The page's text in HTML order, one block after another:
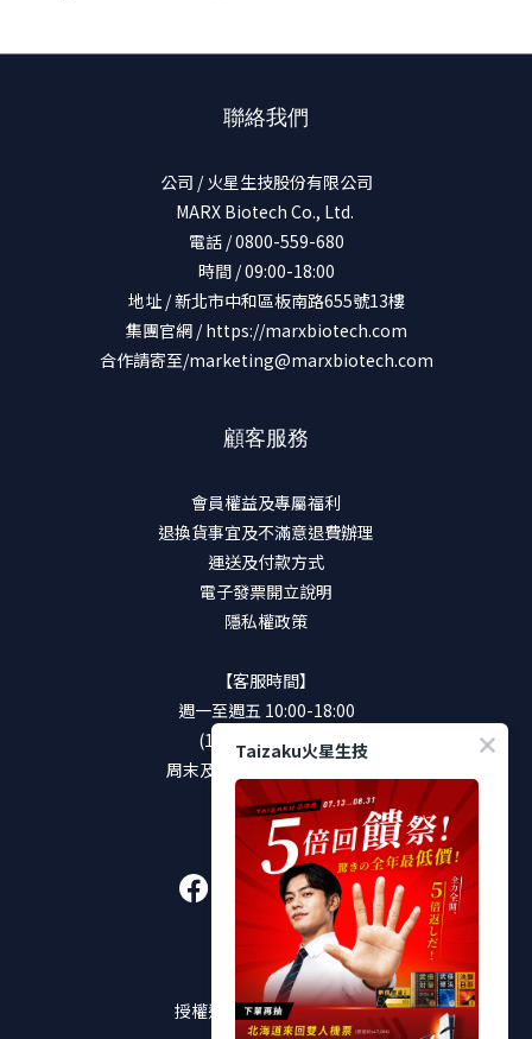
聯絡我們
公司 / 火星生技股份有限公司
MARX Biotech Co., Ltd.
電話 / 0800-559-680
時間 / 09:00-18:00
地址 / 新北市中和區板南路655號13樓
集團官網 /https://marxbiotech.com
合作請寄至/marketing@marxbiotech.com
顧客服務
會員權益及專屬福利
退換貨事宜及不滿意退費辦理
運送及付款方式
電子發票開立說明
隱私權政策
【客服時間】
週一至週五 10:00-18:00
(12:00-13:00休息)
周末及國定假日將暫停服務
加入好友
販售通路
授權通路及實體販售店點
Taizaku火星生技